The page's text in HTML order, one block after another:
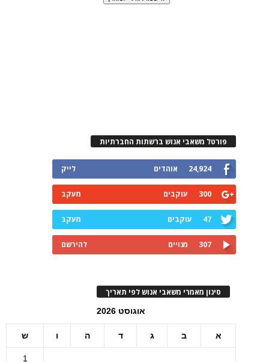
פורטל משאבי אנוש ברשתות החברתיות
24,924 אוהדים לייק
300 עוקבים מעקב
47 עוקבים מעקב
307 מנויים להירשם
סינון מאמרי משאבי אנוש לפי תאריך
אוגוסט 2026
א ב ג ד ה ו ש
1